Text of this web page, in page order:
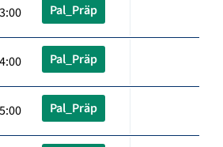
Pal_Präp
Pal_Präp
Pal_Präp